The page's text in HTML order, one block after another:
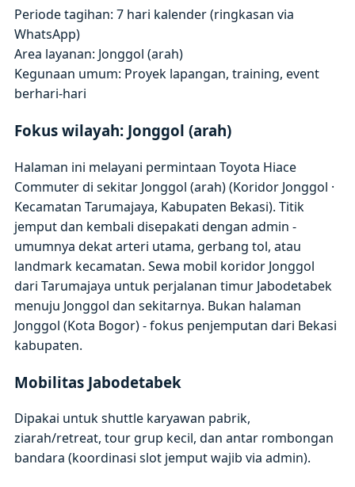
Periode tagihan: 7 hari kalender (ringkasan via
WhatsApp)
Area layanan: Jonggol (arah)
Kegunaan umum: Proyek lapangan, training, event
berhari-hari
Fokus wilayah: Jonggol (arah)
Halaman ini melayani permintaan Toyota Hiace
Commuter di sekitar Jonggol (arah) (Koridor Jonggol ·
Kecamatan Tarumajaya, Kabupaten Bekasi). Titik
jemput dan kembali disepakati dengan admin -
umumnya dekat arteri utama, gerbang tol, atau
landmark kecamatan. Sewa mobil koridor Jonggol
dari Tarumajaya untuk perjalanan timur Jabodetabek
menuju Jonggol dan sekitarnya. Bukan halaman
Jonggol (Kota Bogor) - fokus penjemputan dari Bekasi
kabupaten.
Mobilitas Jabodetabek
Dipakai untuk shuttle karyawan pabrik,
ziarah/retreat, tour grup kecil, dan antar rombongan
bandara (koordinasi slot jemput wajib via admin).